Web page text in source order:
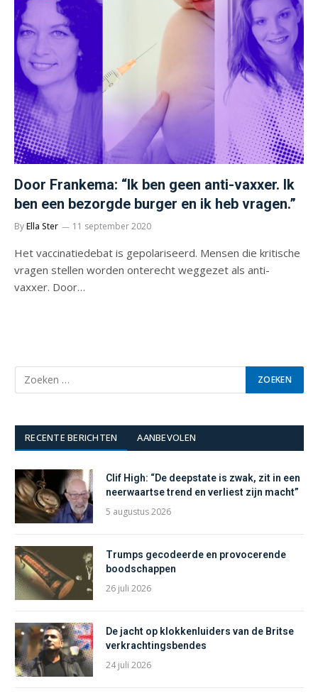
Door Frankema: “Ik ben geen anti-vaxxer. Ik
ben een bezorgde burger en ik heb vragen.”
ByElla Ster 11 september 2020
Het vaccinatiedebat is gepolariseerd. Mensen die kritische
vragen stellen worden onterecht weggezet als anti-
vaxxer. Door…
RECENTE BERICHTEN AANBEVOLEN
Clif High: “De deepstate is zwak, zit in een
neerwaartse trend en verliest zijn macht”
5 augustus 2026
Trumps gecodeerde en provocerende
boodschappen
26 juli 2026
De jacht op klokkenluiders van de Britse
verkrachtingsbendes
24 juli 2026